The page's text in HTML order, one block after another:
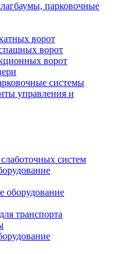
парковочные
ворот
ворот
ворот
системы
управления и
систем
оборудование
транспорта